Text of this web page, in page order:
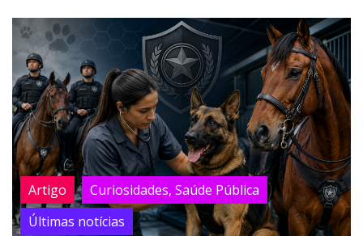
Artigo
Curiosidades, Saúde Pública
Últimas notícias